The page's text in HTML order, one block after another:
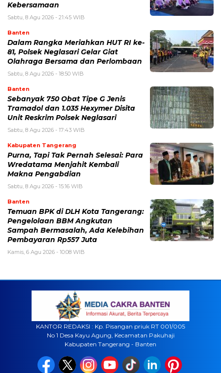
Kebersamaan
Sabtu, 8 Agu 2026 - 21:45 WIB
Banten
Dalam Rangka Meriahkan HUT RI ke-
81, Polsek Neglasari Gelar Giat
Olahraga Bersama dan Perlombaan
Sabtu, 8 Agu 2026 - 18:50 WIB
Banten
Sebanyak 750 Obat Tipe G Jenis
Tramadol dan 1.035 Hexymer Disita
Unit Reskrim Polsek Neglasari
Sabtu, 8 Agu 2026 - 17:43 WIB
Kabupaten Tangerang
Purna, Tapi Tak Pernah Selesai: Para
Wredatama Menjahit Kembali
Makna Pengabdian
Sabtu, 8 Agu 2026 - 15:16 WIB
Banten
Temuan BPK di DLH Kota Tangerang:
Pengelolaan BBM Angkutan
Sampah Bermasalah, Ada Kelebihan
Pembayaran Rp557 Juta
Kamis, 6 Agu 2026 - 10:08 WIB
KANTOR REDAKSI : Kp. Pisangan priuk RT 001/005
No 1 Desa Kayu Agung, Kecamatan Pakuhaji
Kabupaten Tangerang - Banten